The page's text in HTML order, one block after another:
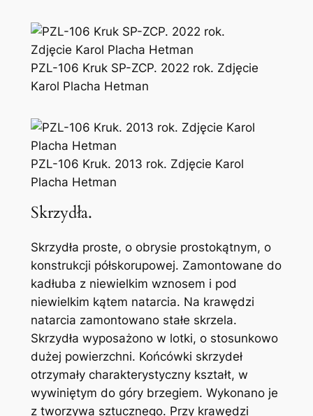
PZL-106 Kruk SP-ZCP. 2022 rok. Zdjęcie
Karol Placha Hetman
PZL-106 Kruk. 2013 rok. Zdjęcie Karol
Placha Hetman
Skrzydła.
Skrzydła proste, o obrysie prostokątnym, o
konstrukcji półskorupowej. Zamontowane do
kadłuba z niewielkim wznosem i pod
niewielkim kątem natarcia. Na krawędzi
natarcia zamontowano stałe skrzela.
Skrzydła wyposażono w lotki, o stosunkowo
dużej powierzchni. Końcówki skrzydeł
otrzymały charakterystyczny kształt, w
wywiniętym do góry brzegiem. Wykonano je
z tworzywa sztucznego. Przy krawędzi